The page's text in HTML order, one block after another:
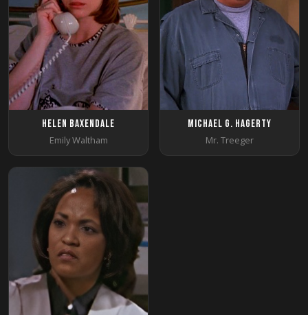
Helen Baxendale
Emily Waltham
Michael G. Hagerty
Mr. Treeger